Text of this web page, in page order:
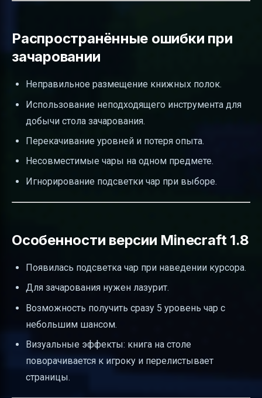
Распространённые ошибки при
зачаровании
Неправильное размещение книжных полок.
Использование неподходящего инструмента для
добычи стола зачарования.
Перекачивание уровней и потеря опыта.
Несовместимые чары на одном предмете.
Игнорирование подсветки чар при выборе.
Особенности версии Minecraft 1.8
Появилась подсветка чар при наведении курсора.
Для зачарования нужен лазурит.
Возможность получить сразу 5 уровень чар с
небольшим шансом.
Визуальные эффекты: книга на столе
поворачивается к игроку и перелистывает
страницы.